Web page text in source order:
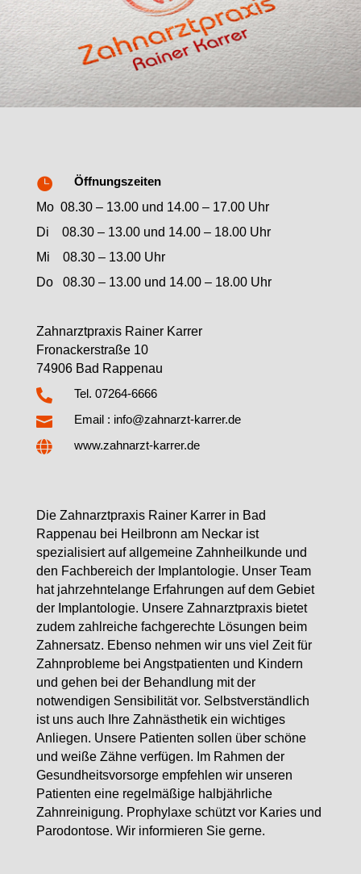

Öffnungszeiten
Mo 08.30 – 13.00 und 14.00 – 17.00 Uhr
Di 08.30 – 13.00 und 14.00 – 18.00 Uhr
Mi 08.30 – 13.00 Uhr
Do 08.30 – 13.00 und 14.00 – 18.00 Uhr
Zahnarztpraxis Rainer Karrer
Fronackerstraße 10
74906 Bad Rappenau
 Tel. 07264-6666
 Email : info@zahnarzt-karrer.de
 www.zahnarzt-karrer.de
Die Zahnarztpraxis Rainer Karrer in Bad
Rappenau bei Heilbronn am Neckar ist
spezialisiert auf allgemeine Zahnheilkunde und
den Fachbereich der Implantologie. Unser Team
hat jahrzehntelange Erfahrungen auf dem Gebiet
der Implantologie. Unsere Zahnarztpraxis bietet
zudem zahlreiche fachgerechte Lösungen beim
Zahnersatz. Ebenso nehmen wir uns viel Zeit für
Zahnprobleme bei Angstpatienten und Kindern
und gehen bei der Behandlung mit der
notwendigen Sensibilität vor. Selbstverständlich
ist uns auch Ihre Zahnästhetik ein wichtiges
Anliegen. Unsere Patienten sollen über schöne
und weiße Zähne verfügen. Im Rahmen der
Gesundheitsvorsorge empfehlen wir unseren
Patienten eine regelmäßige halbjährliche
Zahnreinigung. Prophylaxe schützt vor Karies und
Parodontose. Wir informieren Sie gerne.